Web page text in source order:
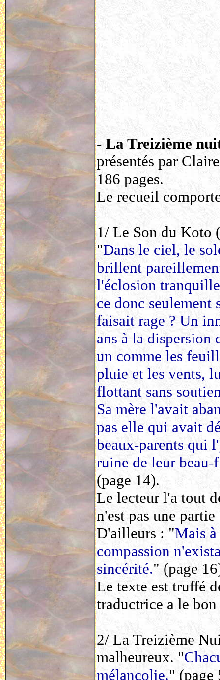
-La Treizième
présentés par
186 pages.
Le recueil
1/ Le Son du Koto (
"Dans le ciel, le
brillent
l'éclosion
ce donc seulement
faisait rage ? Un
ans à la dispersion
un comme les
pluie et les vents,
flottant sans
Sa mère l'avait
pas elle qui avait
beaux-parents qui
ruine de leur
(page 14).
Le lecteur l'a tout
n'est pas une
D'ailleurs : "Mais
compassion
sincérité." (page
Le texte est truffé
traductrice a le
2/ La Treizième
malheureux. "
mélancolie." (page